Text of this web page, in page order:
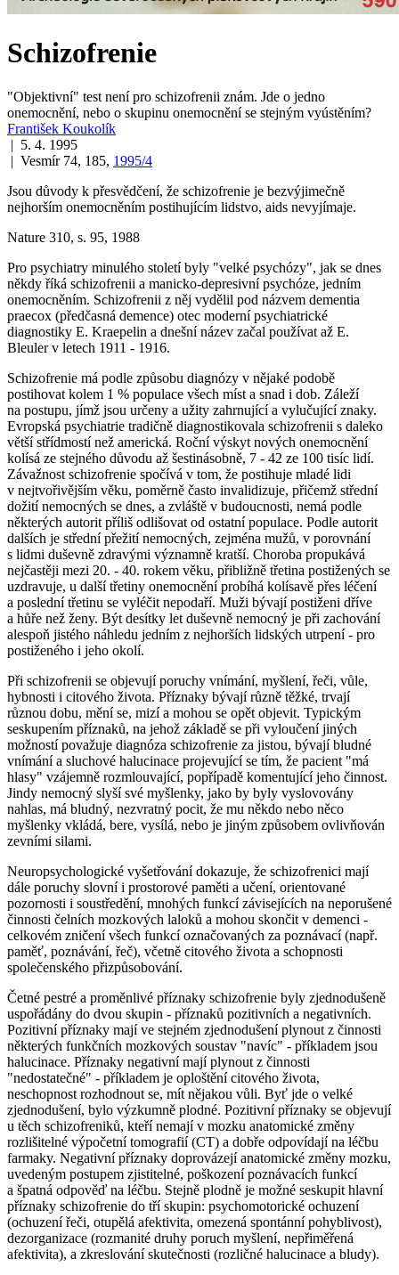
Schizofrenie
"Objektivní" test není pro schizofrenii znám. Jde o jedno
onemocnění, nebo o skupinu onemocnění se stejným vyústěním?
František Koukolík
| 5. 4. 1995
| Vesmír 74, 185, 1995/4
Jsou důvody k přesvědčení, že schizofrenie je bezvýjimečně
nejhorším onemocněním postihujícím lidstvo, aids nevyjímaje.
Nature 310, s. 95, 1988
Pro psychiatry minulého století byly "velké psychózy", jak se dnes
někdy říká schizofrenii a manicko-depresivní psychóze, jedním
onemocněním. Schizofrenii z něj vydělil pod názvem dementia
praecox (předčasná demence) otec moderní psychiatrické
diagnostiky E. Kraepelin a dnešní název začal používat až E.
Bleuler v letech 1911 - 1916.
Schizofrenie má podle způsobu diagnózy v nějaké podobě
postihovat kolem 1 % populace všech míst a snad i dob. Záleží
na postupu, jímž jsou určeny a užity zahrnující a vylučující znaky.
Evropská psychiatrie tradičně diagnostikovala schizofrenii s daleko
větší střídmostí než americká. Roční výskyt nových onemocnění
kolísá ze stejného důvodu až šestinásobně, 7 - 42 ze 100 tisíc lidí.
Závažnost schizofrenie spočívá v tom, že postihuje mladé lidi
v nejtvořivějším věku, poměrně často invalidizuje, přičemž střední
dožití nemocných se dnes, a zvláště v budoucnosti, nemá podle
některých autorit příliš odlišovat od ostatní populace. Podle autorit
dalších je střední přežití nemocných, zejména mužů, v porovnání
s lidmi duševně zdravými významně kratší. Choroba propukává
nejčastěji mezi 20. - 40. rokem věku, přibližně třetina postižených se
uzdravuje, u další třetiny onemocnění probíhá kolísavě přes léčení
a poslední třetinu se vyléčit nepodaří. Muži bývají postiženi dříve
a hůře než ženy. Být desítky let duševně nemocný je při zachování
alespoň jistého náhledu jedním z nejhorších lidských utrpení - pro
postiženého i jeho okolí.
Při schizofrenii se objevují poruchy vnímání, myšlení, řeči, vůle,
hybnosti i citového života. Příznaky bývají různě těžké, trvají
různou dobu, mění se, mizí a mohou se opět objevit. Typickým
seskupením příznaků, na jehož základě se při vyloučení jiných
možností považuje diagnóza schizofrenie za jistou, bývají bludné
vnímání a sluchové halucinace projevující se tím, že pacient "má
hlasy" vzájemně rozmlouvající, popřípadě komentující jeho činnost.
Jindy nemocný slyší své myšlenky, jako by byly vyslovovány
nahlas, má bludný, nezvratný pocit, že mu někdo nebo něco
myšlenky vkládá, bere, vysílá, nebo je jiným způsobem ovlivňován
zevními silami.
Neuropsychologické vyšetřování dokazuje, že schizofrenici mají
dále poruchy slovní i prostorové paměti a učení, orientované
pozornosti i soustředění, mnohých funkcí závisejících na neporušené
činnosti čelních mozkových laloků a mohou skončit v demenci -
celkovém zničení všech funkcí označovaných za poznávací (např.
paměť, poznávání, řeč), včetně citového života a schopnosti
společenského přizpůsobování.
Četné pestré a proměnlivé příznaky schizofrenie byly zjednodušeně
uspořádány do dvou skupin - příznaků pozitivních a negativních.
Pozitivní příznaky mají ve stejném zjednodušení plynout z činnosti
některých funkčních mozkových soustav "navíc" - příkladem jsou
halucinace. Příznaky negativní mají plynout z činnosti
"nedostatečné" - příkladem je oploštění citového života,
neschopnost rozhodnout se, mít nějakou vůli. Byť jde o velké
zjednodušení, bylo výzkumně plodné. Pozitivní příznaky se objevují
u těch schizofreniků, kteří nemají v mozku anatomické změny
rozlišitelné výpočetní tomografií (CT) a dobře odpovídají na léčbu
farmaky. Negativní příznaky doprovázejí anatomické změny mozku,
uvedeným postupem zjistitelné, poškození poznávacích funkcí
a špatná odpověď na léčbu. Stejně plodně je možné seskupit hlavní
příznaky schizofrenie do tří skupin: psychomotorické ochuzení
(ochuzení řeči, otupělá afektivita, omezená spontánní pohyblivost),
dezorganizace (rozmanité druhy poruch myšlení, nepřiměřená
afektivita), a zkreslování skutečnosti (rozličné halucinace a bludy).